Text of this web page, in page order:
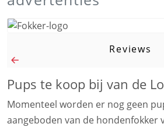
Reviews
Pups te koop bij van de
Momenteel worden er nog geen
aangeboden van de hondenfokker